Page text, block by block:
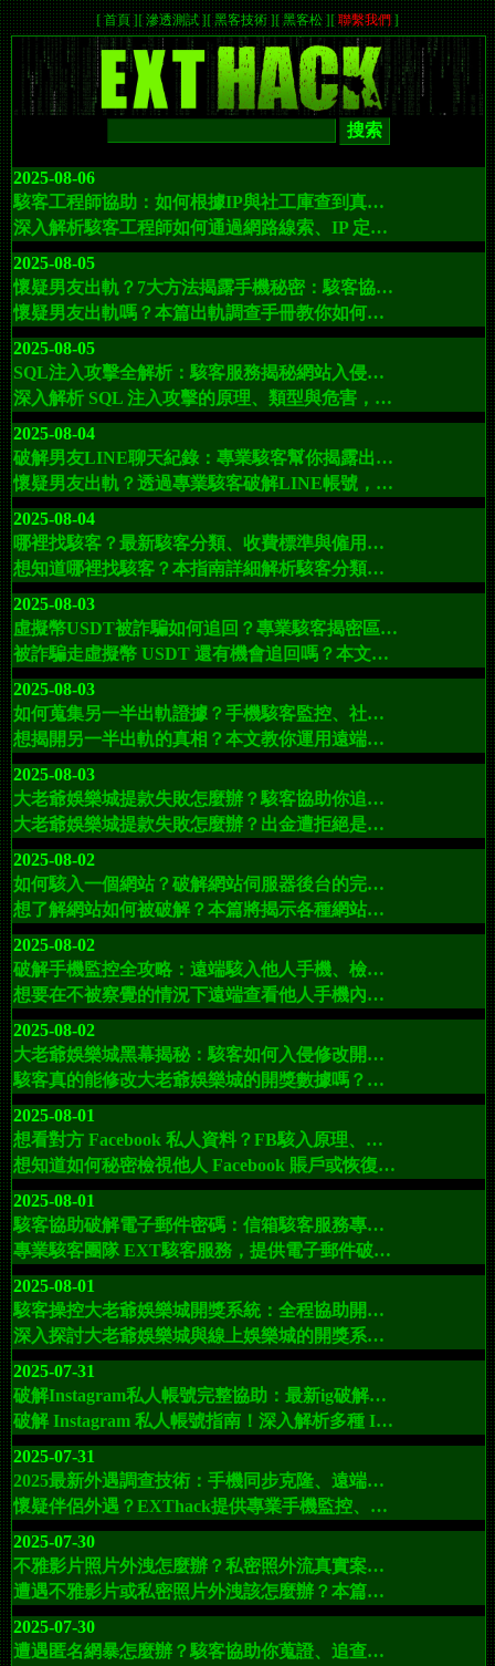
[ 首頁 ] [ 滲透測試 ][ 黑客技術 ][ 黑客松 ] [ 聯繫我們 ]
2025-08-06
駭客工程師協助：如何根據IP與社工庫查到真人身份，完整網路找人定位流程解析
深入解析駭客工程師如何通過網路線索、IP 定位、社工庫查詢等技術手段找到目標人物，包括身份證號查詢個人資訊、網路足跡分析與數位追蹤的全過程。本文由 EXT駭客服務提供技術解析，適合對網路安全、數位偵查有興趣的讀者。
2025-08-05
懷疑男友出軌？7大方法揭露手機秘密：駭客協助解鎖LINE、WhatsApp、GPS定位全紀錄！
懷疑男友出軌嗎？本篇出軌調查手冊教你如何有效監控對方手機、社群帳號、GPS位置等，並透過 EXThack駭客聯盟 獲得專業協助，揭開手機裡隱藏的秘密，幫助你做出正確決定。
2025-08-05
SQL注入攻擊全解析：駭客服務揭秘網站入侵與數據庫資訊竊取技術
深入解析 SQL 注入攻擊的原理、類型與危害，揭露駭客如何利用漏洞竊取網站伺服器數據庫中的敏感資訊，並介紹 EXT駭客服務在入侵與安全測試上的專業能力。
2025-08-04
破解男友LINE聊天紀錄：專業駭客幫你揭露出軌真相，不再被背叛欺騙
懷疑男友出軌？透過專業駭客破解LINE帳號，恢復隱藏聊天與通話紀錄，讓你不再寢食難安。了解如何安全、有效地查明感情真相。
2025-08-04
哪裡找駭客？最新駭客分類、收費標準與僱用流程全攻略：駭客服務專業指南
想知道哪裡找駭客？本指南詳細解析駭客分類、專案匹配方法、收費標準與安全僱用流程。EXT駭客服務為您提供專業、高效且全程保密的駭客協助。
2025-08-03
虛擬幣USDT被詐騙如何追回？專業駭客揭密區塊鏈追蹤與虛擬幣資金追回技術
被詐騙走虛擬幣 USDT 還有機會追回嗎？本文深入解析詐騙類型、應對流程，並介紹 EXT 駭客反詐工程師如何透過區塊鏈追蹤技術協助你追回被騙的虛擬資產！
2025-08-03
如何蒐集另一半出軌證據？手機駭客監控、社交媒體查看追蹤完整協助
想揭開另一半出軌的真相？本文教你運用遠端手機駭客監控技術與專業的 EXThack駭客聯盟支援，從社交媒體、GPS、郵件到即時通訊全面鎖定證據，讓出軌無所遁形。
2025-08-03
大老爺娛樂城提款失敗怎麼辦？駭客協助你追回資金、討回被卡的錢財
大老爺娛樂城提款失敗怎麼辦？出金遭拒絕是否就是詐騙？本篇文章深入解析娛樂城提款失敗原因，並介紹 EXT駭客服務 如何協助你追回資金、討回被卡款項，提升成功率遠高於一般報案。
2025-08-02
如何駭入一個網站？破解網站伺服器後台的完整技術協助【2025最新版】
想了解網站如何被破解？本篇將揭示各種網站入侵手法與伺服器弱點分析，並提供專業駭客工程師協助，適用於數據修改、漏洞測試與滲透評估等需求。立即聯繫 EXT駭客服務，取得一對一技術支援！
2025-08-02
破解手機監控全攻略：遠端駭入他人手機、檢視訊息與通話記錄的技術方法
想要在不被察覺的情況下遠端查看他人手機內容？本文深入介紹手機駭入與遠端監控的專業解決方案，教你如何檢視目標的電話本、簡訊、通話記錄、社交媒體訊息，同時保障操作的隱私與安全，並解說為何 EXT駭客服務是最佳選擇。
2025-08-02
大老爺娛樂城黑幕揭秘：駭客如何入侵修改開獎數據全流程
駭客真的能修改大老爺娛樂城的開獎數據嗎？本文以揭秘方式，詳細解析駭客可能的入侵手法與數據操控流程，從滲透到竄改，再到掩蓋痕跡，全方位揭露娛樂城背後的黑暗操作。
2025-08-01
想看對方 Facebook 私人資料？FB駭入原理、破解FB案例與安全解決方案
想知道如何秘密檢視他人 Facebook 賬戶或恢復被盜帳號？本篇文章深入解析 Facebook 駭入手段、真實案例與防護方法，並介紹 EXThack駭客聯盟提供的專業技術協助，幫您解決一切 FB 賬戶困擾。
2025-08-01
駭客協助破解電子郵件密碼：信箱駭客服務專業找回被盜與遺忘或停權信箱
專業駭客團隊 EXT駭客服務，提供電子郵件破解與帳號恢復服務，幫助找回遺失密碼、被駭帳號及被封鎖信箱。安全、保密、高效，支援 Gmail、Yahoo、Outlook 等主流信箱。
2025-08-01
駭客操控大老爺娛樂城開獎系統：全程協助開獎號碼修改
深入探討大老爺娛樂城與線上娛樂城的開獎系統安全性，揭露駭客可能操控的環節與真實案例，並提供玩家如何辨別平台是否公平可靠的指南。
2025-07-31
破解Instagram私人帳號完整協助：最新ig破解技巧、案例與匿名檢視技術方法
破解 Instagram 私人帳號指南！深入解析多種 IG 破解技巧、實際案例與安全防護方法，並推薦 EXT駭客服務協助您匿名檢視限時動態與貼文。
2025-07-31
2025最新外遇調查技術：手機同步克隆、遠端手機監控、手機GPS定位一次掌握真相
懷疑伴侶外遇？EXThack提供專業手機監控、GPS定位追蹤、即時畫面同步與手機克隆服務，助你揭開真相，掌握第一手證據。
2025-07-30
不雅影片照片外洩怎麼辦？私密照外流真實案例：專業駭客服務刪除私密影像照片完整協助
遭遇不雅影片或私密照片外洩該怎麼辦？本篇透過真實案例解析，教你如何委託 EXTHACK 駭客菁英快速刪除影片、追蹤散播者，並保護數位隱私安全。
2025-07-30
遭遇匿名網暴怎麼辦？駭客協助你蒐證、追查、刪文全攻略